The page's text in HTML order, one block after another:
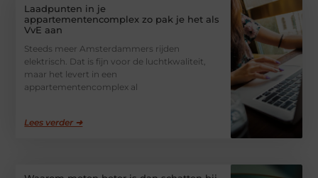
Laadpunten in je
appartementencomplex zo pak je het als
VvE aan
Steeds meer Amsterdammers rijden
elektrisch. Dat is fijn voor de luchtkwaliteit,
maar het levert in een
appartementencomplex al
Lees verder ➜